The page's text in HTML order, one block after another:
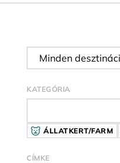
Desztináció
KATEGÓRIA
ÁLLATKERT/FARM
CÍMKE